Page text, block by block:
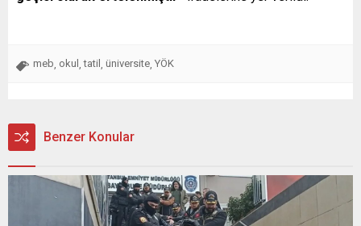
meb okul ,tatil üniversite YÖK
Benzer Konular